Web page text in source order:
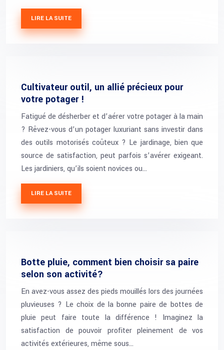
LIRE LA SUITE
Cultivateur outil, un allié précieux pour
votre potager !
Fatigué de désherber et d’aérer votre potager à la main
? Rêvez-vous d’un potager luxuriant sans investir dans
des outils motorisés coûteux ? Le jardinage, bien que
source de satisfaction, peut parfois s’avérer exigeant.
Les jardiniers, qu’ils soient novices ou…
LIRE LA SUITE
Botte pluie, comment bien choisir sa paire
selon son activité?
En avez-vous assez des pieds mouillés lors des journées
pluvieuses ? Le choix de la bonne paire de bottes de
pluie peut faire toute la différence ! Imaginez la
satisfaction de pouvoir profiter pleinement de vos
activités extérieures, même sous…